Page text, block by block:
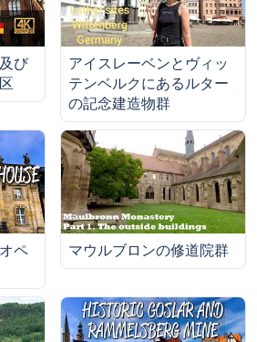
び
アイスレーベンとヴィッ
テンベルクにあるルター
の記念建造物群
ペ
マウルブロンの修道院群